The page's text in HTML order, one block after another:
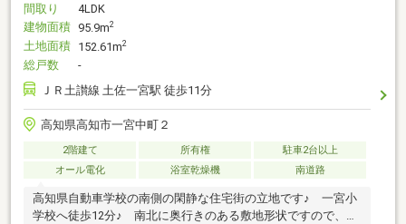
間取り
4LDK
建物面積 95.9m2
土地面積 152.61m2
総戸数
-
ＪＲ土讃線 土佐一宮駅 徒歩11分
高知県高知市一宮中町２
2階建て 所有権
駐車2台以上
オール電化
浴室乾燥機 南道路
高知県自動車学校の南側の閑静な住宅街の立地です♪ 一宮小
学校へ徒歩12分♪ 南北に奥行きのある敷地形状ですので、通